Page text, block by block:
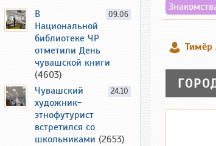
Тимӗр
09.06
В
Национальной
библиотеке ЧР
отметили День
чувашской книги
(4603)
24.10
Чувашский
художник-
этнофутурист
встретился со
школьниками (2653)